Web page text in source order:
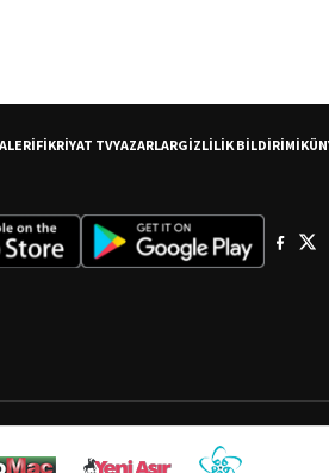
FİKRİYAT TVYAZARLARGİZLİLİK BİLDİRİMİ